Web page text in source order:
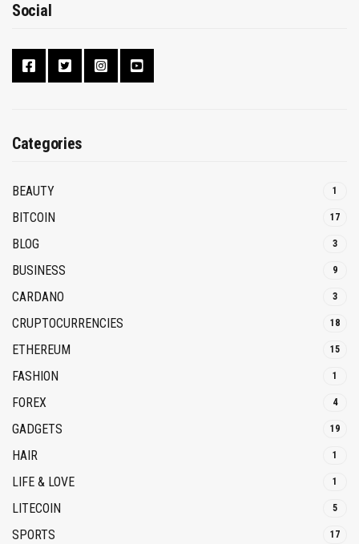
Social
Categories
BEAUTY 1
BITCOIN 17
BLOG 3
BUSINESS 9
CARDANO 3
CRUPTOCURRENCIES 18
ETHEREUM 15
FASHION 1
FOREX 4
GADGETS 19
HAIR 1
LIFE & LOVE 1
LITECOIN 5
SPORTS 17